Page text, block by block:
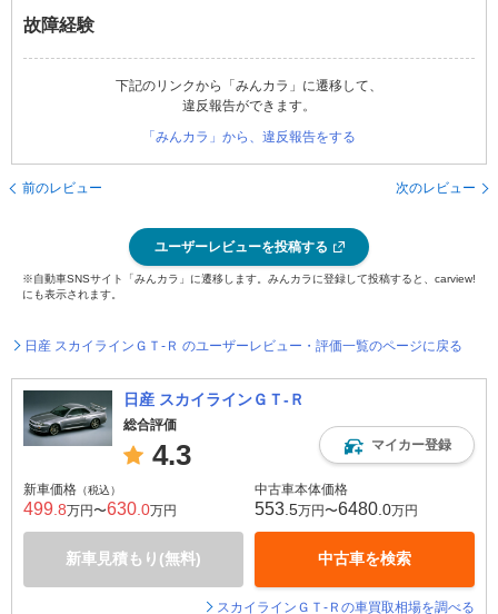
故障経験
下記のリンクから「みんカラ」に遷移して、
違反報告ができます。
「みんカラ」から、違反報告をする
前のレビュー 次のレビュー
ユーザーレビューを投稿する
※自動車SNSサイト「みんカラ」に遷移します。みんカラに登録して投稿すると、carview!
にも表示されます。
日産 スカイラインＧＴ‐Ｒ のユーザーレビュー・評価一覧のページに戻る
日産 スカイラインＧＴ‐Ｒ
総合評価
4.3 マイカー登録
新車価格 （税込）
499 .8万円〜630 .0万円
新車見積もり(無料)
中古車本体価格
553 .5万円〜6480 .0万円
中古車を検索
スカイラインＧＴ‐Ｒの車買取相場を調べる